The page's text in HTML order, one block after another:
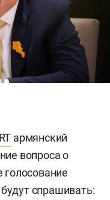
RT армянский
вопроса о
голосование
спрашивать: